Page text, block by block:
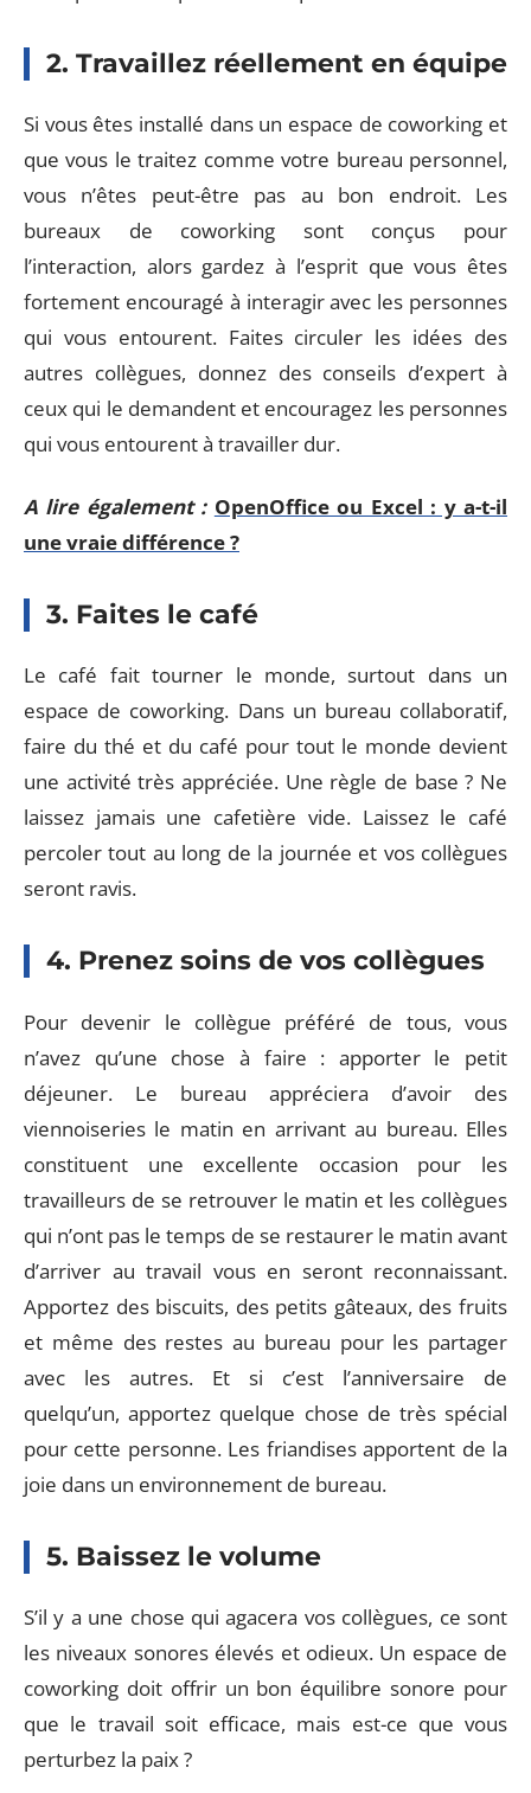
2. Travaillez réellement en équipe
Si vous êtes installé dans un espace de coworking et
que vous le traitez comme votre bureau personnel,
vous n’êtes peut-être pas au bon endroit. Les
bureaux de coworking sont conçus pour
l’interaction, alors gardez à l’esprit que vous êtes
fortement encouragé à interagir avec les personnes
qui vous entourent. Faites circuler les idées des
autres collègues, donnez des conseils d’expert à
ceux qui le demandent et encouragez les personnes
qui vous entourent à travailler dur.
A lire également : OpenOffice ou Excel : y a-t-il
une vraie différence ?
3. Faites le café
Le café fait tourner le monde, surtout dans un
espace de coworking. Dans un bureau collaboratif,
faire du thé et du café pour tout le monde devient
une activité très appréciée. Une règle de base ? Ne
laissez jamais une cafetière vide. Laissez le café
percoler tout au long de la journée et vos collègues
seront ravis.
4. Prenez soins de vos collègues
Pour devenir le collègue préféré de tous, vous
n’avez qu’une chose à faire : apporter le petit
déjeuner. Le bureau appréciera d’avoir des
viennoiseries le matin en arrivant au bureau. Elles
constituent une excellente occasion pour les
travailleurs de se retrouver le matin et les collègues
qui n’ont pas le temps de se restaurer le matin avant
d’arriver au travail vous en seront reconnaissant.
Apportez des biscuits, des petits gâteaux, des fruits
et même des restes au bureau pour les partager
avec les autres. Et si c’est l’anniversaire de
quelqu’un, apportez quelque chose de très spécial
pour cette personne. Les friandises apportent de la
joie dans un environnement de bureau.
5. Baissez le volume
S’il y a une chose qui agacera vos collègues, ce sont
les niveaux sonores élevés et odieux. Un espace de
coworking doit offrir un bon équilibre sonore pour
que le travail soit efficace, mais est-ce que vous
perturbez la paix ?